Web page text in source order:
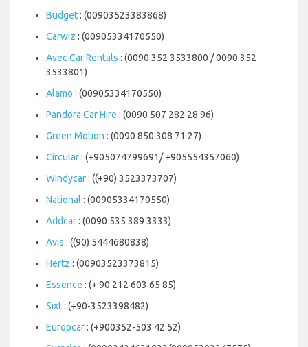
Budget: (00903523383868)
Carwiz : (00905334170550)
Avec Car Rentals : (0090 352 3533800 / 0090 352
3533801)
Alamo : (00905334170550)
Pandora Car Hire : (0090 507 282 28 96)
Green Motion : (0090 850 308 71 27)
Circular: (+905074799691/ +905554357060)
Windycar: ((+90) 3523373707)
National : (00905334170550)
Addcar: (0090 535 389 3333)
Avis : ((90) 5444680838)
Hertz : (00903523373815)
Essence : (+ 90 212 603 65 85)
Sixt: (+90-3523398482)
Europcar: (+900352-503 42 52)